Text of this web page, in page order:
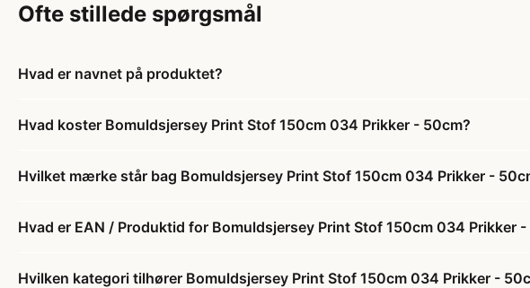
Ofte stillede spørgsmål
Hvad er navnet på produktet?
Hvad koster Bomuldsjersey Print Stof 150cm 034 Prikker - 50cm?
Hvilket mærke står bag Bomuldsjersey Print Stof 150cm 034 Prikker -
Hvad er EAN / Produktid for Bomuldsjersey Print Stof 150cm 034 Prikker -
Hvilken kategori tilhører Bomuldsjersey Print Stof 150cm 034 Prikker -